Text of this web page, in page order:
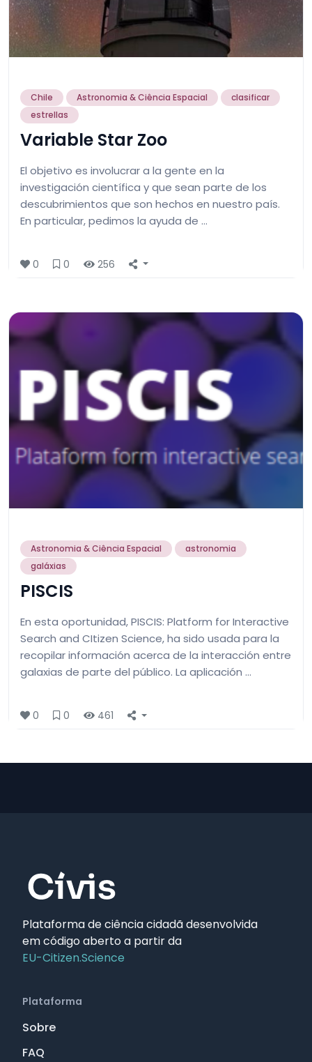
Chile Astronomia & Ciência Espacial
clasificar
estrellas
Variable Star Zoo
El objetivo es involucrar a la gente en la
investigación científica y que sean parte de los
descubrimientos que son hechos en nuestro país.
En particular, pedimos la ayuda de …
0 0 256
Astronomia & Ciência Espacial
astronomia
galáxias
PISCIS
En esta oportunidad, PISCIS: Platform for Interactive
Search and CItizen Science, ha sido usada para la
recopilar información acerca de la interacción entre
galaxias de parte del público. La aplicación …
0 0 461
Plataforma de ciência cidadã desenvolvida
em código aberto a partir da
EU-Citizen.Science
Plataforma
Sobre
FAQ